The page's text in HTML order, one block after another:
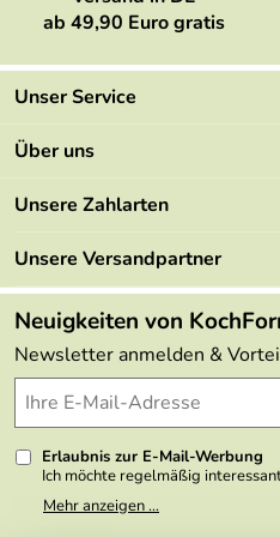
ab 49,90 Euro gratis
Unser Service
Kontakt
Mehrwertsteuerfrei
Retourenportal
FAQs
Lieferbedingungen
Delivery Terms
Kundenlogin
Über uns
Marken
Angebote
Made in Germany
Themen
Wir über uns
Presse
Unsere Zahlarten
Unsere Versandpartner
Neuigkeiten von
Newsletter anmelden &
Erlaubnis zur E-Mail-Werbung
Ich möchte regelmäßig
Meine E-Mail-Adresse wird nicht
weitergegeben. Zu statistischen
Mehr anzeigen ...